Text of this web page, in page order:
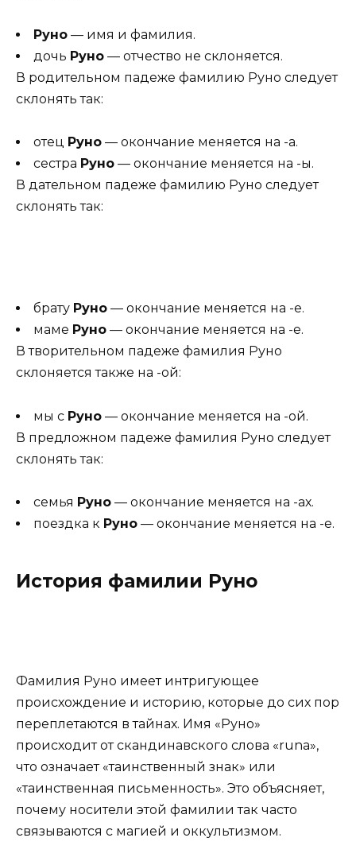
Руно — имя и фамилия.
дочь Руно — отчество не склоняется.
В родительном падеже фамилию Руно следует
склонять так:
отец Руно — окончание меняется на -а.
сестра Руно — окончание меняется на -ы.
В дательном падеже фамилию Руно следует
склонять так:
брату Руно — окончание меняется на -е.
маме Руно — окончание меняется на -е.
В творительном падеже фамилия Руно
склоняется также на -ой:
мы с Руно — окончание меняется на -ой.
В предложном падеже фамилия Руно следует
склонять так:
семья Руно — окончание меняется на -ах.
поездка к Руно — окончание меняется на -е.
История фамилии Руно
Фамилия Руно имеет интригующее
происхождение и историю, которые до сих пор
переплетаются в тайнах. Имя «Руно»
происходит от скандинавского слова «runa»,
что означает «таинственный знак» или
«таинственная письменность». Это объясняет,
почему носители этой фамилии так часто
связываются с магией и оккультизмом.